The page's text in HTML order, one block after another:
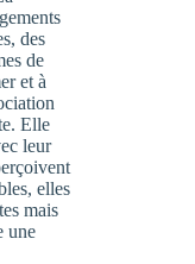
des
de
et à
Elle
leur
elles
mais
une